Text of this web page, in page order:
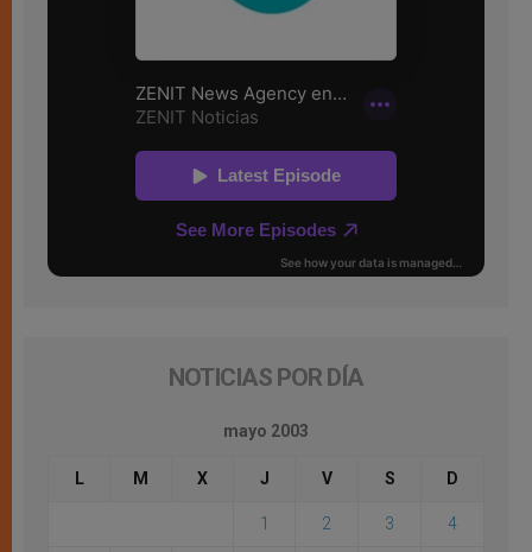
NOTICIAS POR DÍA
mayo 2003
L M X J V S D
1 2 3 4